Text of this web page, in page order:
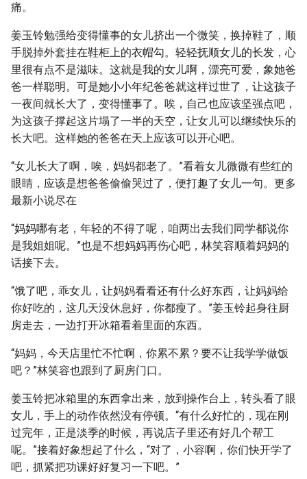
痛。
姜玉铃勉强给变得懂事的女儿挤出一个微笑，换掉鞋了，顺
手脱掉外套挂在鞋柜上的衣帽勾。轻轻抚顺女儿的长发，心
里很有点不是滋味。这就是我的女儿啊，漂亮可爱，象她爸
爸一样聪明。可是她小小年纪爸爸就这样过世了，让这孩子
一夜间就长大了，变得懂事了。唉，自己也应该坚强点吧，
为这孩子撑起这片塌了一半的天空，让女儿可以继续快乐的
长大吧。这样她的爸爸在天上应该可以开心吧。
“女儿长大了啊，唉，妈妈都老了。”看着女儿微微有些红的
眼睛，应该是想爸爸偷偷哭过了，便打趣了女儿一句。更多
最新小说尽在
“妈妈哪有老，年轻的不得了呢，咱两出去我们同学都说你
是我姐姐呢。”也是不想妈妈再伤心吧，林笑容顺着妈妈的
话接下去。
“饿了吧，乖女儿，让妈妈看看还有什么好东西，让妈妈给
你好吃的，这几天没休息好，你都瘦了。”姜玉铃起身往厨
房走去，一边打开冰箱看着里面的东西。
“妈妈，今天店里忙不忙啊，你累不累？要不让我学学做饭
吧？”林笑容也跟到了厨房门口。
姜玉铃把冰箱里的东西拿出来，放到操作台上，转头看了眼
女儿，手上的动作依然没有停顿。“有什么好忙的，现在刚
过完年，正是淡季的时候，再说店子里还有好几个帮工
呢。”接着好象想起了什么，“对了，小容啊，你们快开学了
吧，抓紧把功课好好复习一下吧。”